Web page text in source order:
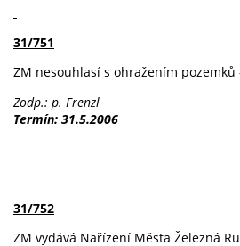
31/751
ZM nesouhlasí s ohražením pozemků
Zodp.: p. Frenzl
Termín: 31.5.2006
31/752
ZM vydává Nařízení Města Železná